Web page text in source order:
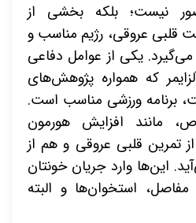
نیست؛ بلکه بخشی از
قلبی عروقی، رژیم مناسب و
یکی از عوامل دفاعی
که همواره پژوهش‌های
برنامه ورزشی مناسب است.
مانند افزایش هورمون
تمرین قلبی عروقی و هم از
این‌ها وارد جریان خونتان
استخوان‌ها و البته